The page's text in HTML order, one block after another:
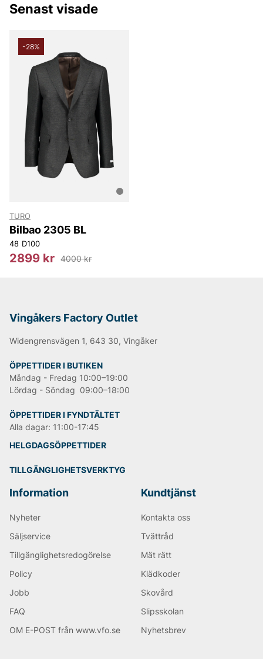
och förstklassiga material. Turo är det ultimata valet
Deras kollektioner utmärker sig genom att förena
traditionellt skrädderi med innovativa inslag som lyfter
fram bärarens personlighet.
Andra populära varumärken:
LEE
NN07
Björn Borg
Replay
Oscar Jacobson
Senast visade
-28%
TURO
Bilbao 2305 BL
48 D100
2899 kr 4000 kr
Vingåkers Factory Outlet
Widengrensvägen 1, 643 30, Vingåker
ÖPPETTIDER I BUTIKEN
Måndag - Fredag 10:00–19:00
Lördag - Söndag 09:00–18:00
ÖPPETTIDER I FYNDTÄLTET
Alla dagar: 11:00-17:45
HELGDAGSÖPPETTIDER
TILLGÄNGLIGHETSVERKTYG
Information
Nyheter
Säljservice
Tillgänglighetsredogörelse
Policy
Jobb
FAQ
OM E-POST från www.vfo.se
Kundtjänst
Kontakta oss
Tvättråd
Mät rätt
Klädkoder
Skovård
Slipsskolan
Nyhetsbrev